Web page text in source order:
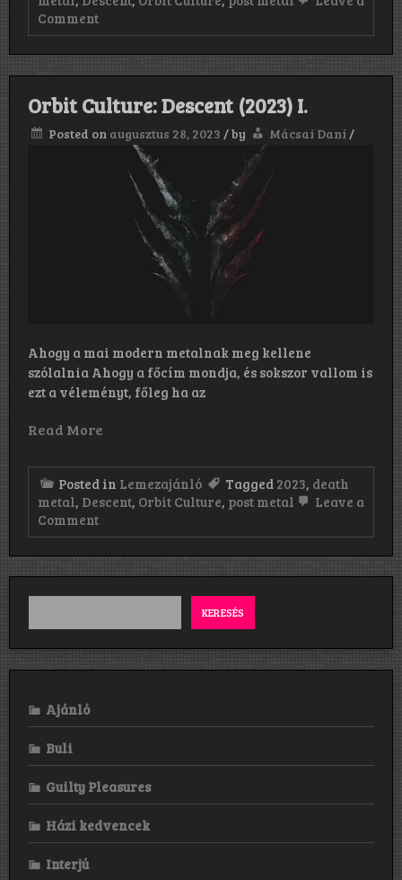
Commenton
Orbit
(2023)
II.
Orbit Culture: Descent (2023) I.
Posted on augusztus 28, 2023 /by Mácsai Dani /
Ahogy a mai modern metalnak meg kellene
szólalnia Ahogy a főcím mondja, és sokszor vallom is
ezt a véleményt, főleg ha az
Read More
Posted in Lemezajánló Tagged 2023, death
metal, Descent, Orbit Culture, post metal
Leave a
Commenton
Orbit
(2023)
I.
KERESÉS
Ajánló
Buli
Guilty Pleasures
Házi kedvencek
Interjú